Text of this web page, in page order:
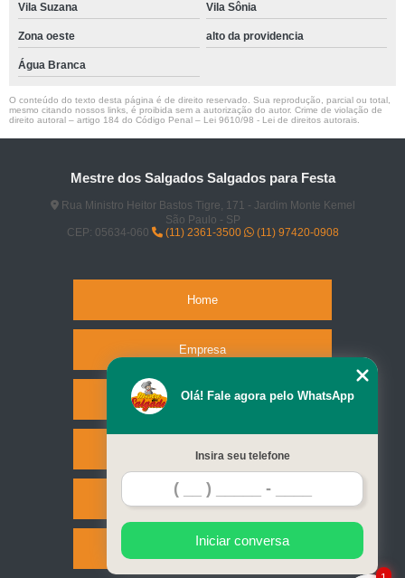
Vila Suzana Vila Sônia
Zona oeste alto da providencia
Água Branca
O conteúdo do texto desta página é de direito reservado. Sua reprodução, parcial ou total,
mesmo citando nossos links, é proibida sem a autorização do autor. Crime de violação de
direito autoral – artigo 184 do Código Penal – Lei 9610/98 - Lei de direitos autorais
Mestre dos Salgados Salgados para Festa
Rua Ministro Heitor Bastos Tigre, 171 - Jardim Monte Kemel
São Paulo - SP
CEP: 05634-060
(11) 2361-3500 (11) 97420-0908
Home
Empresa
Missão
Serviços
Contato
Mapa do site
Olá! Fale agora pelo WhatsApp
Insira seu telefone
Iniciar conversa